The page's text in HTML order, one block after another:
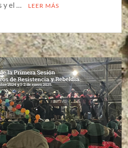
y el …
LEER MÁS